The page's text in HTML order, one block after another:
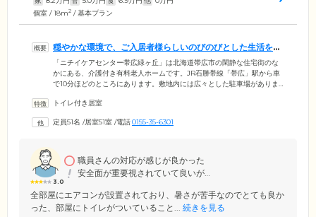
個室 / 18m2 / 基本プラン
穏やかな環境で、ご入居者様らしいのびのびとした生活を送
れます
「ニチイケアセンター帯広緑ヶ丘」は北海道帯広市の閑静な住宅街のな
かにある、介護付き有料老人ホームです。JR石勝帯線「帯広」駅から車
で10分ほどのところにあります。敷地内には広々とした駐車場がありま
囲気のなか、ご入居者様の心身の状態に合わせた個別の介護計画を作
ション・機能訓練等幅広いサービスをご提供します。自然が多く穏やか
トイレ付き居室
定員51名 /居室51室 /電話0155-35-6301
3.0
職員さんの対応が感じが良かった
安全面が重要視されていて良いが…
全部屋にエアコンが設置されており、暑さが苦手なのでとても良か
った、部屋にトイレがついていること... 続きを見る